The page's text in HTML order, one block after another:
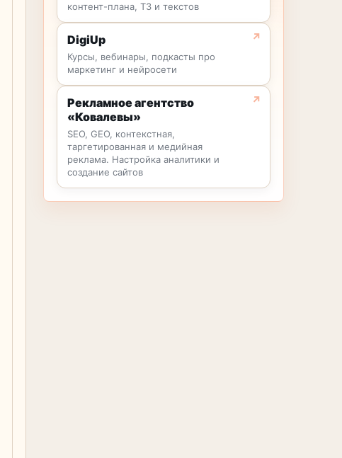
контент-плана, ТЗ и текстов
DigiUp
Курсы, вебинары, подкасты про
маркетинг и нейросети
Рекламное агентство
«Ковалевы»
SEO, GEO, контекстная,
таргетированная и медийная
реклама. Настройка аналитики и
создание сайтов